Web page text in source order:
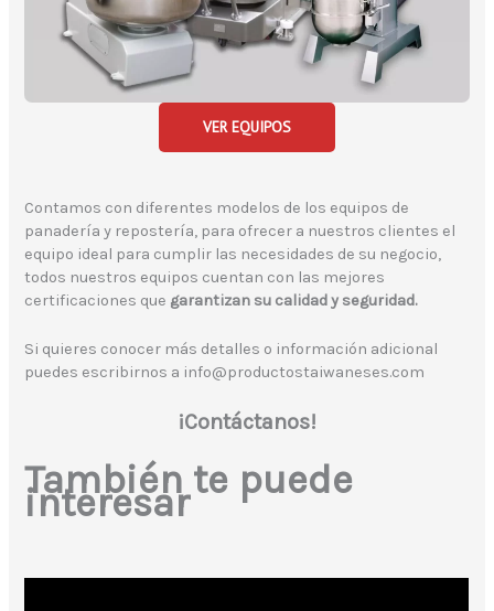
VER EQUIPOS
Contamos con diferentes modelos de los equipos de
panadería y repostería, para ofrecer a nuestros clientes el
equipo ideal para cumplir las necesidades de su negocio,
todos nuestros equipos cuentan con las mejores
certificaciones que garantizan su calidad y seguridad.
Si quieres conocer más detalles o información adicional
puedes escribirnos a info@productostaiwaneses.com
¡Contáctanos!
También te puede
interesar